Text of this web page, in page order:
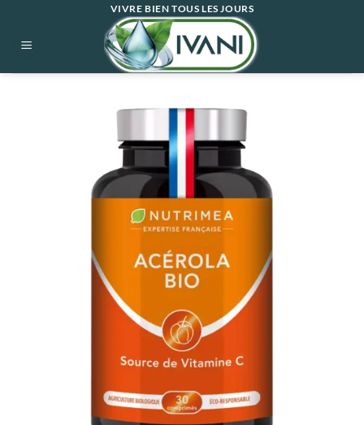
contenu
VIVRE BIEN TOUS LES JOURS